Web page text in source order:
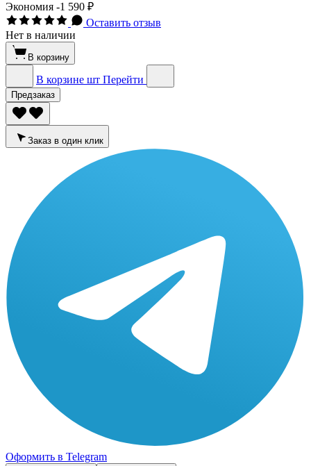
Экономия -1 590 ₽
Оставить отзыв
Нет в наличии
В корзину
В корзине шт Перейти
Предзаказ
Заказ в один клик
Оформить в Telegram